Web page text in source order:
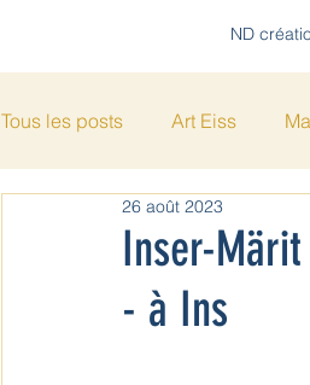
ND
Tous les posts Art Eiss
Inser-
- à Ins
26 août 2023